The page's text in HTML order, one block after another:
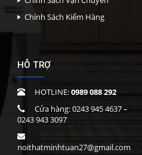
Chính Sách Kiểm Hàng
HỖ TRỢ
HOTLINE:0989 088 292
Cửa hàng:0243 945 4637–
0243 943 3097
noithatminhtuan27@gmail.com